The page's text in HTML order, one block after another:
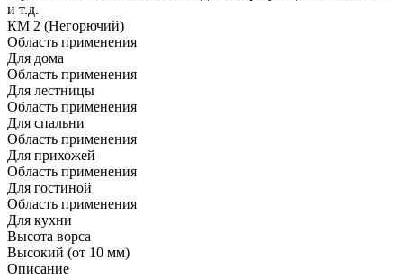
и т.д.
КМ 2 (Негорючий)
Область применения
Для дома
Область применения
Для лестницы
Область применения
Для спальни
Область применения
Для прихожей
Область применения
Для гостиной
Область применения
Для кухни
Высота ворса
Высокий (от 10 мм)
Описание